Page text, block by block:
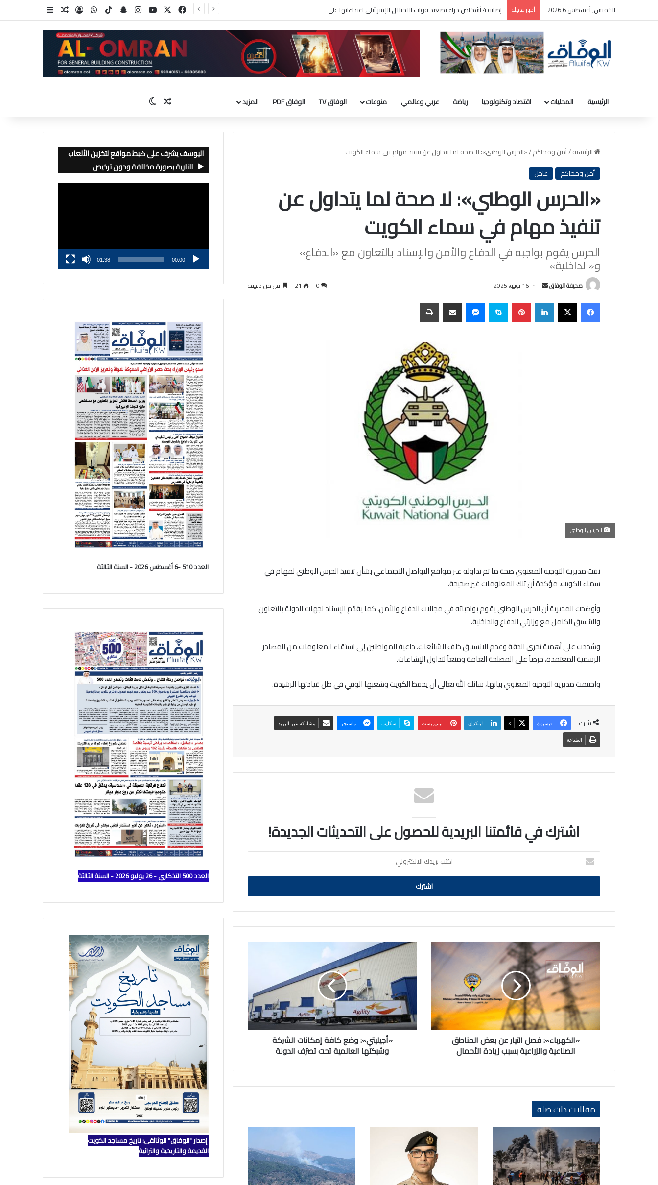
الخميس, أغسطس 6 2026 أخبار عاجلة إصابة 4 أشخاص جراء تصعيد قوات الاحتلال الإسرائيلي اعتداءاتها على «قضاء صور» جنوب لبنان فيسبوك ‫YouTubeانستقرامسناب تشات
‫TikTokواتسابتسجيل الدخول
مقال عشوائي
إضافة عمود
الرئيسية المحليات اقتصاد وتكنولوجيا رياضة عربي وعالمي منوعات الوفاق TV الوفاق PDF المزيد مقال عشوائي
الوضع المظلم
الرئيسية/أمن ومحاكم/«الحرس الوطني»: لا صحة لما يتداول عن تنفيذ مهام في سماء الكويت
أمن ومحاكم
عاجل
«الحرس الوطني»: لا صحة لما يتداول عن
تنفيذ مهام في سماء الكويت
الحرس يقوم بواجبه في الدفاع والأمن والإسناد بالتعاون مع «الدفاع»
و«الداخلية»
صحيفة الوفاق
أرسل
إلكترونيا
16 يونيو، 2025 0
21 اقل من دقيقة
فيسبوك‫X لينكدإن بينتيريستسكايب ماسنجر مشاركة عبر البريد الطباعة
الحرس الوطني
نفت مديرية التوجيه المعنوي صحة ما تم تداوله عبر مواقع التواصل الاجتماعي بشأن تنفيذ الحرس الوطني لمهام في
سماء الكويت، مؤكدة أن تلك المعلومات غير صحيحة.
وأوضحت المديرية أن الحرس الوطني يقوم بواجباته في مجالات الدفاع والأمن، كما يقدّم الإسناد لجهات الدولة بالتعاون
والتنسيق الكامل مع وزارتي الدفاع والداخلية.
وشددت على أهمية تحري الدقة وعدم الانسياق خلف الشائعات، داعية المواطنين إلى استقاء المعلومات من المصادر
الرسمية المعتمدة، حرصاً على المصلحة العامة ومنعاً لتداول الإشاعات.
واختتمت مديرية التوجيه المعنوي بيانها، سائلة الله تعالى أن يحفظ الكويت وشعبها الوفي في ظل قيادتها الرشيدة.
شارك فيسبوك ‫X لينكدإن بينتيريست سكايب ماسنجر مشاركة عبر البريد
الطباعة
اشترك في قائمتنا البريدية للحصول على التحديثات الجديدة!
اكتب
بريدك
الالكتروني
«الكهرباء»:
فصل
التيار
بعض
المناطق
الصناعية
والزراعية
بسبب
«الكهرباء»: فصل التيار عن بعض المناطق
الصناعية والزراعية بسبب زيادة الأحمال
«أجيليتي»:
وضع
إمكانات
الشركة
وشبكتها
العالمية
تحت
تصرّف
«أجيليتي»: وضع كافة إمكانات الشركة
وشبكتها العالمية تحت تصرّف الدولة
مقالات ذات صلة
اليوسف يشرف على ضبط مواقع لتخزين الألعاب
النارية بصورة مخالفة ودون ترخيص
00:00
01:38
العدد 510 -6 أغسطس 2026 - السنة الثالثة
العدد 500 التذكاري - 26 يوليو 2026 - السنة الثالثة
إصدار "الوفاق" الوثائقي: تاريخ مساجد الكويت
القديمة والتاريخية والتراثية